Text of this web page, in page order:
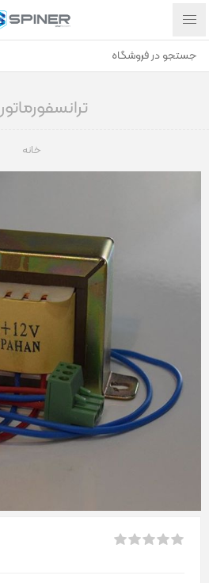
ترانسفورماتور RF
خانه